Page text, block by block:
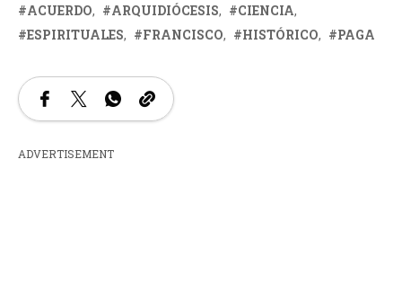
ACUERDO ARQUIDIÓCESIS
CIENCIA
ESPIRITUALES
FRANCISCO HISTÓRICO PAGA
ADVERTISEMENT